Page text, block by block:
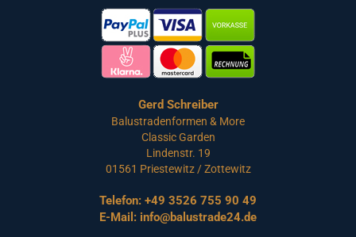
Gerd Schreiber
Balustradenformen & More
Classic Garden
Lindenstr. 19
01561 Priestewitz / Zottewitz
Telefon: +49 3526 755 90 49
E-Mail: info@balustrade24.de